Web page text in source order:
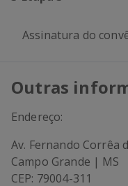
Assinatura do
Outras
Endereço:
Av. Fernando Corrêa
Campo Grande | MS
CEP: 79004-311